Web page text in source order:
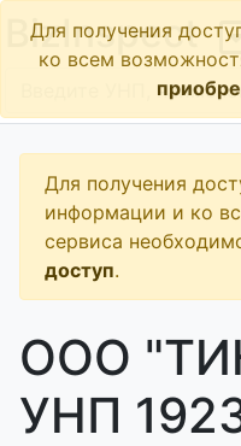
BizInspect
Для получения
ко всем
Для получения
информации и ко
сервиса
доступ.
ООО
УНП